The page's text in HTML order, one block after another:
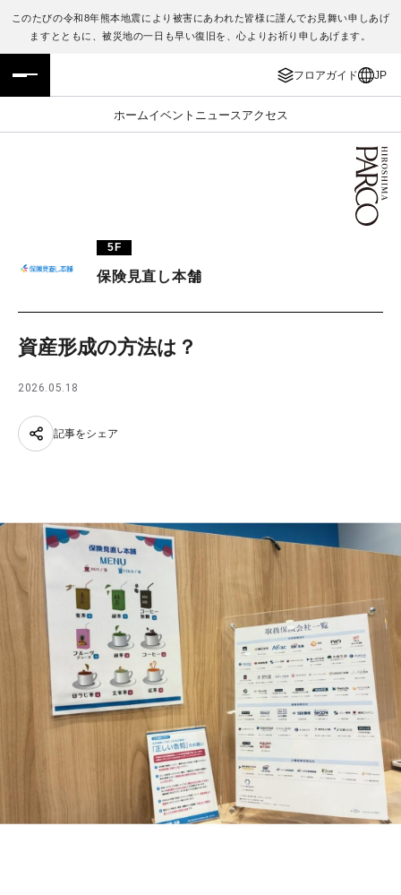
このたびの令和8年熊本地震により被害にあわれた皆様に謹んでお見舞い申しあげ
ますとともに、被災地の一日も早い復旧を、心よりお祈り申しあげます。
フロアガイド JP
ホームイベント ニュース アクセス
フロアガイド
施設案内・アクセス
TAX FREE
ENGLISH
繁体字
日本語
5F
保険見直し本舗
資産形成の方法は？
2026.05.18
記事をシェア